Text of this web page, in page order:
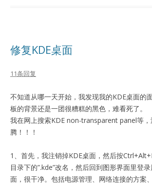
修复KDE桌面
11条回复
不知道从哪一天开始，我发现我的KDE桌面的
板的背景还是一团很糟糕的黑色，难看死了。
我在网上搜索KDE non-transparent panel等
腾！！！
1、首先，我注销掉KDE桌面，然后按
目录下的”.kde”改名，然后回到图形界面里登
面，很干净。包括电源管理、网络连接的方案